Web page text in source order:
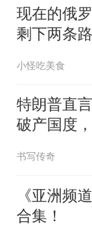
现在的俄
剩下两条
吞进去的
小怪吃美食
特朗普直
破产国度
山，却偏
书写传奇
《亚洲频
合集！